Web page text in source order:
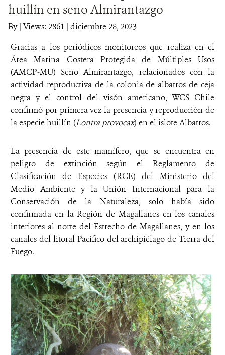
DONA
huillín en seno Almirantazgo
By| Views: 2861 | diciembre 28, 2023
Gracias a los periódicos monitoreos que realiza en el
Área Marina Costera Protegida de Múltiples Usos
(AMCP-MU) Seno Almirantazgo, relacionados con la
actividad reproductiva de la colonia de albatros de ceja
negra y el control del visón americano, WCS Chile
confirmó por primera vez la presencia y reproducción de
la especie huillín (Lontra provocax) en el islote Albatros.
La presencia de este mamífero, que se encuentra en
peligro de extinción según el Reglamento de
Clasificación de Especies (RCE) del Ministerio del
Medio Ambiente y la Unión Internacional para la
Conservación de la Naturaleza, solo había sido
confirmada en la Región de Magallanes en los canales
interiores al norte del Estrecho de Magallanes, y en los
canales del litoral Pacífico del archipiélago de Tierra del
Fuego.